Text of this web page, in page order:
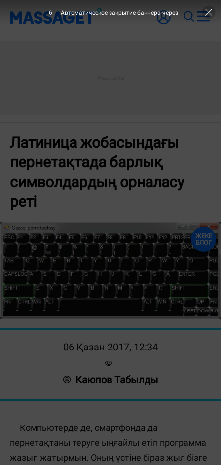
Латиница жобасындағы
пернетақтада барлық
символдардың орналасу
реті
ЖЕКЕ
БЛОГ
06 Қазан 2017, 12:34
Каюпов Табылды
Компьютерде де, смартфонда да
пернетақтаны теруге ыңғайлы етіп программа
жазып жатырмын. Оның үстіне біраз жыл бізге
5 Автоматическое закрытие баннера через